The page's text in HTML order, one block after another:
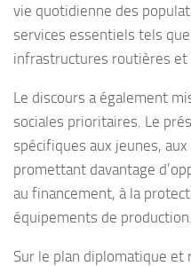
vie quotidienne des
services essentiels tels que
infrastructures routières et
Le discours a également
sociales prioritaires. Le
spécifiques aux jeunes,
promettant davantage
au financement, à la
équipements de production.
Sur le plan diplomatique et